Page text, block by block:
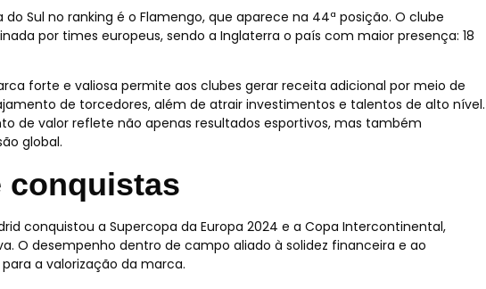
Sul no ranking é o Flamengo, que aparece na 44ª posição. O clube
por times europeus, sendo a Inglaterra o país com maior presença: 18
forte e valiosa permite aos clubes gerar receita adicional por meio de
de torcedores, além de atrair investimentos e talentos de alto nível.
de valor reflete não apenas resultados esportivos, mas também
global.
conquistas
conquistou a Supercopa da Europa 2024 e a Copa Intercontinental,
O desempenho dentro de campo aliado à solidez financeira e ao
a valorização da marca.